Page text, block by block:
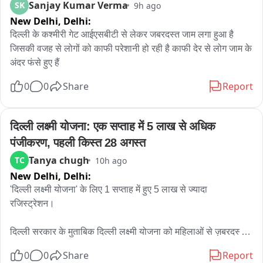
SK Sanjay Kumar Verma 9h ago
New Delhi, Delhi:
दिल्ली के कश्मीरी गेट आईएसबीटी से लेकर जबरदस्त जाम लगा हुआ है
जिसकी वजह से लोगों को काफी परेशानी हो रही है काफी देर से लोग जाम के
अंदर फंसे हुए हैं
0 0 Share Report
दिल्ली लक्ष्मी योजना: एक सप्ताह में 5 लाख से अधिक
पंजीकरण, पहली किस्त 28 अगस्त
TC Tanya chugh 10h ago
New Delhi, Delhi:
'दिल्ली लक्ष्मी योजना' के लिए 1 सप्ताह में हुए 5 लाख से ज्यादा
रजिस्ट्रेशन।
दिल्ली सरकार के मुताबिक दिल्ली लक्ष्मी योजना को महिलाओं से ज़बरदस्त
लिए 5 लाख से ज़्यादा रजिस्ट्रेशन हो चुके हैं।
0 0 Share Report